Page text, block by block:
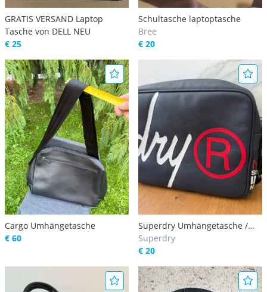
GRATIS VERSAND Laptop
Tasche von DELL NEU
€ 25
Schultasche laptoptasche
Bree
€ 20
Cargo Umhängetasche
€ 60
Superdry Umhängetasche /
LAPTOP / Sport / guter Zustand
Superdry
€ 20